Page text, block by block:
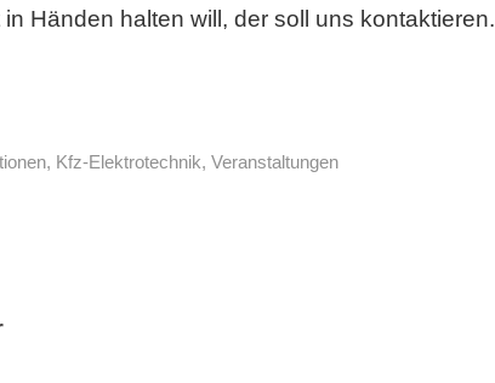
Händen halten will, der soll uns kontaktieren.
, Kfz-Elektrotechnik, Veranstaltungen